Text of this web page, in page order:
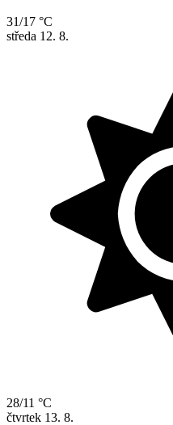
31/17 °C
středa 12. 8.
28/11 °C
čtvrtek 13. 8.